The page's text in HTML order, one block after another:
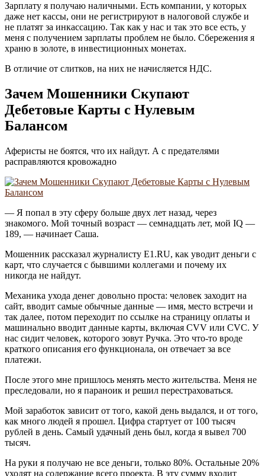
Зарплату я получаю наличными. Есть компании, у которых
даже нет кассы, они не регистрируют в налоговой службе и
не платят за инкассацию. Так как у нас и так это все есть, у
меня с получением зарплаты проблем не было. Сбережения я
храню в золоте, в инвестиционных монетах.
В отличие от слитков, на них не начисляется НДС.
Зачем Мошенники Скупают
Дебетовые Карты с Нулевым
Балансом
Аферисты не боятся, что их найдут. А с предателями
расправляются кровожадно
— Я попал в эту сферу больше двух лет назад, через
знакомого. Мой точный возраст — семнадцать лет, мой IQ —
189, — начинает Саша.
Мошенник рассказал журналисту E1.RU, как уводит деньги с
карт, что случается с бывшими коллегами и почему их
никогда не найдут.
Механика ухода денег довольно проста: человек заходит на
сайт, вводит самые обычные данные — имя, место встречи и
так далее, потом переходит по ссылке на страницу оплаты и
машинально вводит данные карты, включая CVV или CVC. У
нас сидит человек, которого зовут Ручка. Это что-то вроде
краткого описания его функционала, он отвечает за все
платежи.
После этого мне пришлось менять место жительства. Меня не
преследовали, но я параноик и решил перестраховаться.
Мой заработок зависит от того, какой день выдался, и от того,
как много людей я прошел. Цифра стартует от 100 тысяч
рублей в день. Самый удачный день был, когда я вывел 700
тысяч.
На руки я получаю не все деньги, только 80%. Остальные 20%
уходят на содержание всего проекта. В эту сумму входит